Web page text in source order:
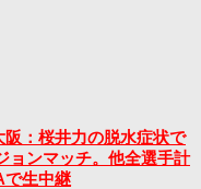
：桜井力の脱水症状で
ョンマッチ。他全選手計
で生中継